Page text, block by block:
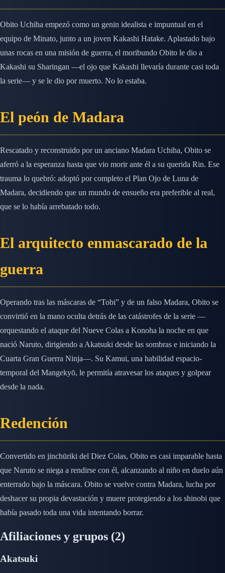
Obito Uchiha empezó como un genin idealista e impuntual en el
equipo de Minato, junto a un joven Kakashi Hatake. Aplastado bajo
unas rocas en una misión de guerra, el moribundo Obito le dio a
Kakashi su Sharingan —el ojo que Kakashi llevaría durante casi toda
la serie— y se le dio por muerto. No lo estaba.
El peón de Madara
Rescatado y reconstruido por un anciano Madara Uchiha, Obito se
aferró a la esperanza hasta que vio morir ante él a su querida Rin. Ese
trauma lo quebró: adoptó por completo el Plan Ojo de Luna de
Madara, decidiendo que un mundo de ensueño era preferible al real,
que se lo había arrebatado todo.
El arquitecto enmascarado de la
guerra
Operando tras las máscaras de “Tobi” y de un falso Madara, Obito se
convirtió en la mano oculta detrás de las catástrofes de la serie —
orquestando el ataque del Nueve Colas a Konoha la noche en que
nació Naruto, dirigiendo a Akatsuki desde las sombras e iniciando la
Cuarta Gran Guerra Ninja—. Su Kamui, una habilidad espacio-
temporal del Mangekyō, le permitía atravesar los ataques y golpear
desde la nada.
Redención
Convertido en jinchūriki del Diez Colas, Obito es casi imparable hasta
que Naruto se niega a rendirse con él, alcanzando al niño en duelo aún
enterrado bajo la máscara. Obito se vuelve contra Madara, lucha por
deshacer su propia devastación y muere protegiendo a los shinobi que
había pasado toda una vida intentando borrar.
Afiliaciones y grupos (2)
Akatsuki